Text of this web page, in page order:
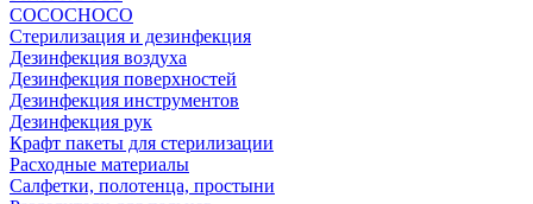
COCOCHOCO
Стерилизация и дезинфекция
Дезинфекция воздуха
Дезинфекция поверхностей
Дезинфекция инструментов
Дезинфекция рук
Крафт пакеты для стерилизации
Расходные материалы
Салфетки, полотенца, простыни